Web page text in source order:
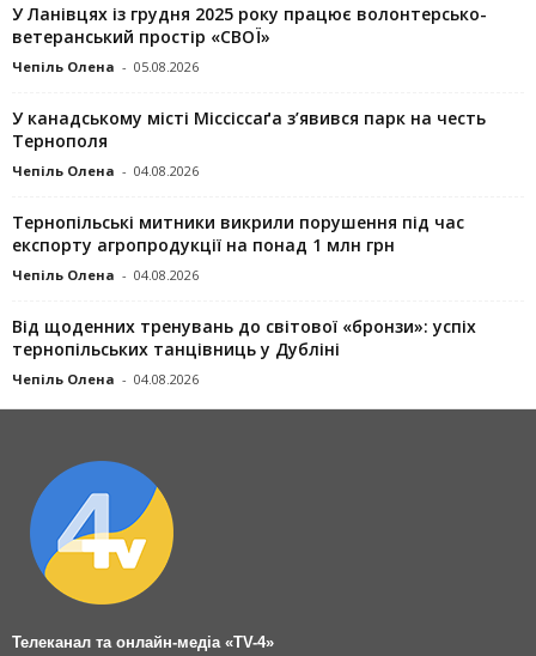
У Ланівцях із грудня 2025 року працює волонтерсько-
ветеранський простір «СВОЇ»
Чепіль Олена - 05.08.2026
У канадському місті Міссіссаґа з’явився парк на честь
Тернополя
Чепіль Олена - 04.08.2026
Тернопільські митники викрили порушення під час
експорту агропродукції на понад 1 млн грн
Чепіль Олена - 04.08.2026
Від щоденних тренувань до світової «бронзи»: успіх
тернопільських танцівниць у Дубліні
Чепіль Олена - 04.08.2026
Телеканал та онлайн-медіа «TV-4»